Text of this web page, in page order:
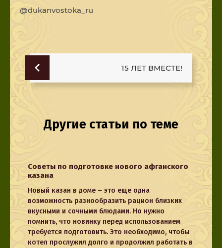
@dukanvostoka_ru
15 ЛЕТ ВМЕСТЕ!
Другие статьи по теме
Советы по подготовке нового афганского
казана
Новый казан в доме – это еще одна
возможность разнообразить рацион близких
вкусными и сочными блюдами. Но нужно
помнить, что новинку перед использованием
требуется подготовить. Это необходимо, чтобы
котел прослужил долго и продолжил работать в